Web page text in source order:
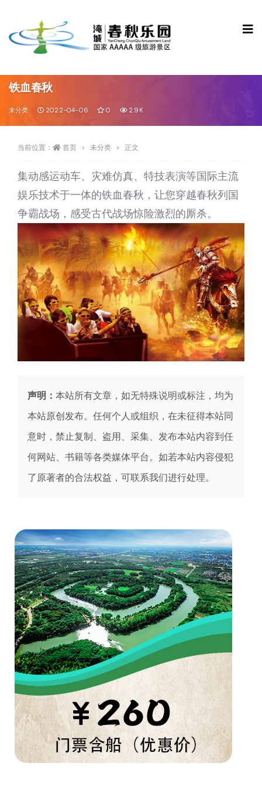
铁血春秋
未分类 2022-04-06 0 2.9K
当前位置： 首页 未分类 正文
集动感运动车、灾难仿真、特技表演等国际主流
娱乐技术于一体的铁血春秋，让您穿越春秋列国
争霸战场，感受古代战场惊险激烈的厮杀。
声明： 本站所有文章，如无特殊说明或标注，均为
本站原创发布。任何个人或组织，在未征得本站同
意时，禁止复制、盗用、采集、发布本站内容到任
何网站、书籍等各类媒体平台。如若本站内容侵犯
了原著者的合法权益，可联系我们进行处理。